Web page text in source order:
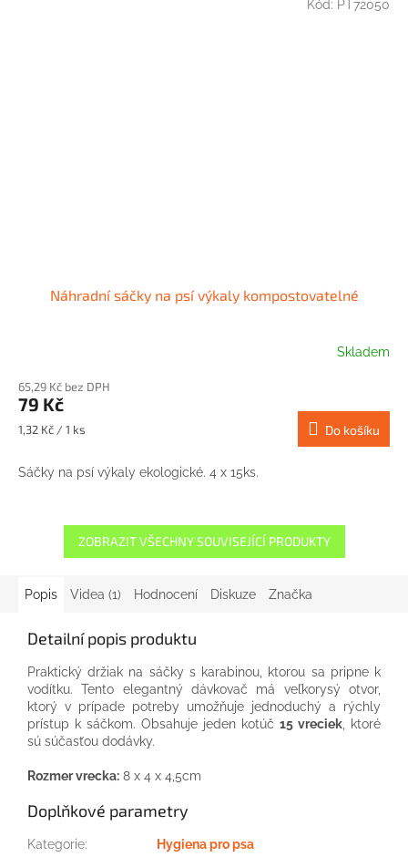
Náhradní sáčky na psí výkaly kompostovatelné
Skladem
65,29 Kč bez DPH
79 Kč
Měrná
1,32 Kč / 1 ks Do košíku
Sáčky na psí výkaly ekologické. 4 x 15ks.
Kód: PT72050
ZOBRAZIT VŠECHNY SOUVISEJÍCÍ PRODUKTY
Popis Videa (1) Hodnocení Diskuze Značka
Detailní popis produktu
Praktický držiak na sáčky s karabinou, ktorou sa pripne k
vodítku. Tento elegantný dávkovač má veľkorysý otvor,
ktorý v prípade potreby umožňuje jednoduchý a rýchly
prístup k sáčkom. Obsahuje jeden kotúč 15 vreciek , ktoré
sú súčasťou dodávky.
Rozmer vrecka: 8 x 4 x 4,5cm
Doplňkové parametry
Kategorie:
Hygiena pro psa